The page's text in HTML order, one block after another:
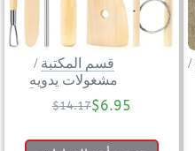
/
قسم المكتبة /
مشغولات يدويه
$14.17$6.95